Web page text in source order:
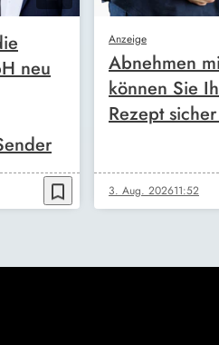
neu
bookmark_border
Anzeige
Abnehmen
können Sie
Rezept
3. Aug. 202611:52